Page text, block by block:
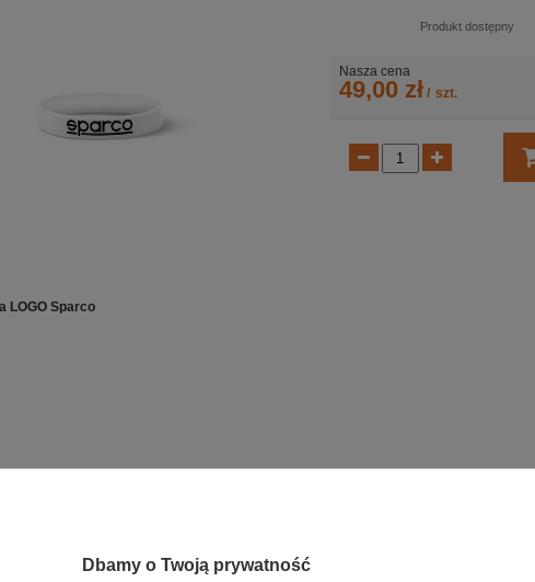
Produkt dostępny
Nasza cena
49,00 zł/ szt.
LOGO Sparco
Dbamy o Twoją prywatność